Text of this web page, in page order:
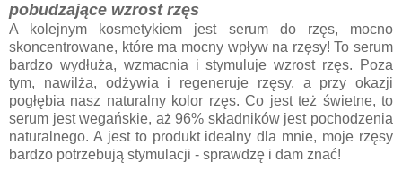
pobudzające wzrost rzęs
A kolejnym kosmetykiem jest serum do rzęs, mocno
skoncentrowane, które ma mocny wpływ na rzęsy! To serum
bardzo wydłuża, wzmacnia i stymuluje wzrost rzęs. Poza
tym, nawilża, odżywia i regeneruje rzęsy, a przy okazji
pogłębia nasz naturalny kolor rzęs. Co jest też świetne, to
serum jest wegańskie, aż 96% składników jest pochodzenia
naturalnego. A jest to produkt idealny dla mnie, moje rzęsy
bardzo potrzebują stymulacji - sprawdzę i dam znać!